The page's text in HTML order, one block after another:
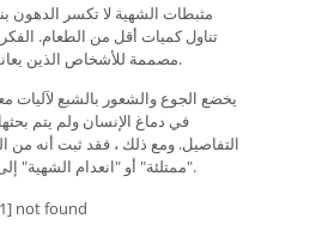
مثبطات الشهية لا تكسر الدهون
تناول كميات أقل من الطعام.
مصممة للأشخاص الذين يعانون من زيادة الوزن.
يخضع الجوع والشعور بالشبع لآليات
في دماغ الإنسان ولم يتم
التفاصيل. ومع ذلك ، فقد ثبت أنه من
"ممتلئة" أو "انعدام الشهية" إلى الدماغ عبر الأدوية.
not found